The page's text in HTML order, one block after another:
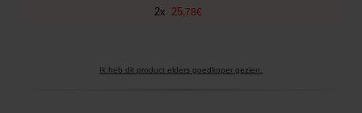
2x 25, 78€
Ik heb dit product elders goedkoper gezien.